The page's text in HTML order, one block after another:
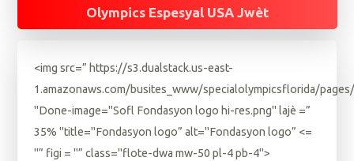
Olympics Espesyal USA Jwèt
<img src=” https://s3.dualstack.us-east-
1.amazonaws.com/busites_www/specialolympicsflorida/
"Done-image="Sofl Fondasyon logo hi-res.png" lajè =”
35% "title="Fondasyon logo” alt="Fondasyon logo” <=
"” figi = "” class="flote-dwa mw-50 pl-4 pb-4">